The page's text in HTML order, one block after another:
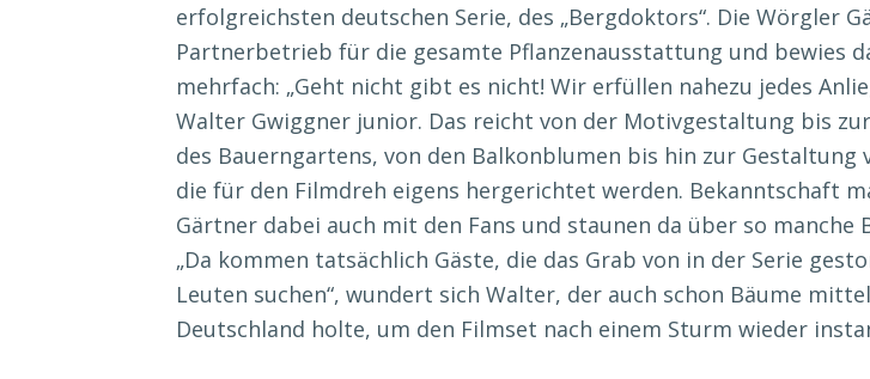
erfolgreichsten deutschen Serie, des „Bergdoktors“. Die Wörgler
Partnerbetrieb für die gesamte Pflanzenausstattung und bewies
mehrfach: „Geht nicht gibt es nicht! Wir erfüllen nahezu jedes
Walter Gwiggner junior. Das reicht von der Motivgestaltung bis
des Bauerngartens, von den Balkonblumen bis hin zur Gestaltung
die für den Filmdreh eigens hergerichtet werden. Bekanntschaft
Gärtner dabei auch mit den Fans und staunen da über so manche
„Da kommen tatsächlich Gäste, die das Grab von in der Serie
Leuten suchen“, wundert sich Walter, der auch schon Bäume
Deutschland holte, um den Filmset nach einem Sturm wieder